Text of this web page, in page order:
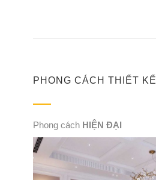
PHONG CÁCH THIẾT KẾ
Phong cách HIỆN ĐẠI